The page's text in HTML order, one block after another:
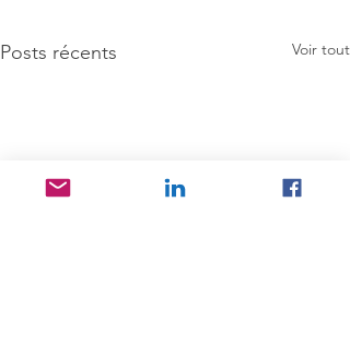
Posts récents Voir tout